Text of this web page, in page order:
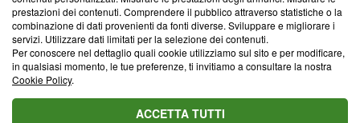
Cookie Policy
Blasting SA, IDI CHE-247.845.224, Via Carlo Frasca, 3 - 6900
Lugano (Svizzera) Tel:+39 0690258937
© 2026 Blasting News
prestazioni dei contenuti. Comprendere il pubblico attraverso statistiche o la
combinazione di dati provenienti da fonti diverse. Sviluppare e migliorare i
servizi. Utilizzare dati limitati per la selezione dei contenuti.
Per conoscere nel dettaglio quali cookie utilizziamo sul sito e per modificare,
in qualsiasi momento, le tue preferenze, ti invitiamo a consultare la nostra
Cookie Policy.
ACCETTA TUTTI